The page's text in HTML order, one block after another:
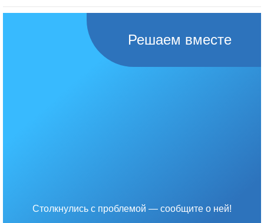
Решаем вместе
Столкнулись с проблемой — сообщите о ней!